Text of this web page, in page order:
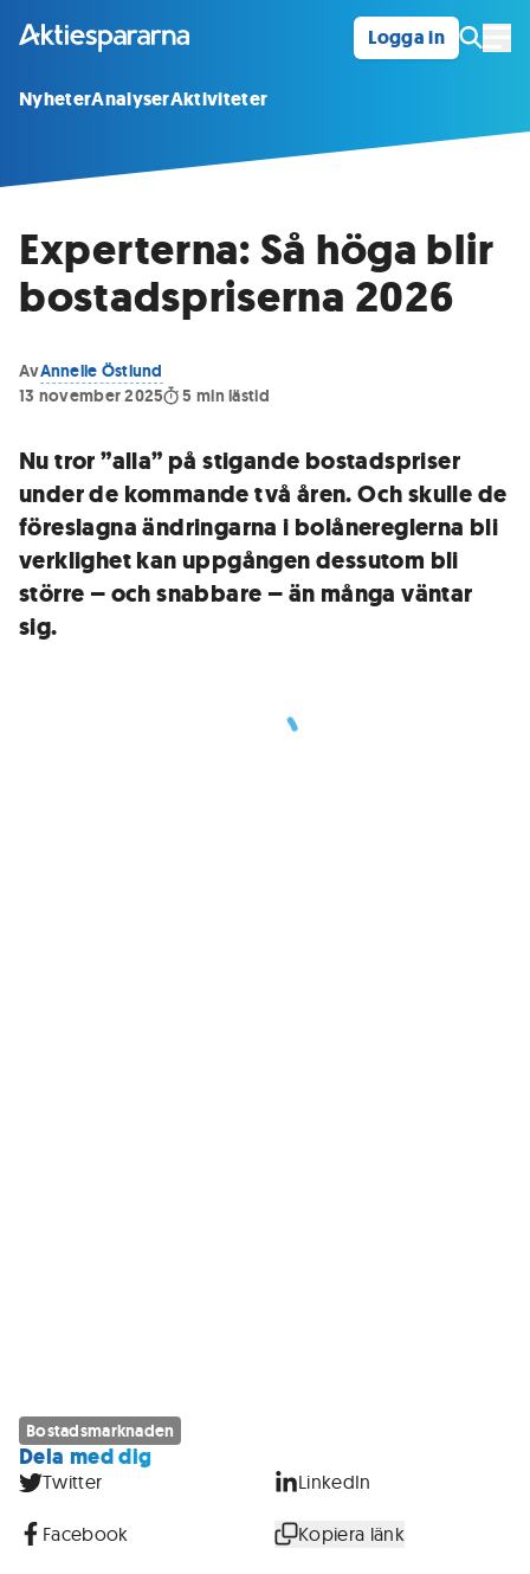
Logga in
NyheterAnalyserAktiviteter
Experterna: Så höga blir
bostadspriserna 2026
AvAnnelie Östlund
13 november 2025
5 min lästid
Nu tror ”alla” på stigande bostadspriser
under de kommande två åren. Och skulle de
föreslagna ändringarna i bolånereglerna bli
verklighet kan uppgången dessutom bli
större – och snabbare – än många väntar
sig.
Bostadsmarknaden
Dela med dig
Twitter LinkedIn
Facebook Kopiera länk